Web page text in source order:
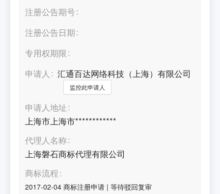
注册公告期号
注册公告日期
专用权期限
申请人
汇通百达网络科技（上海）有限公司
监控此申请人
申请人地址
上海市上海市************
代理人名称
上海磐石商标代理有限公司
商标流程
2017-02-04 商标注册申请 |等待驳回复审